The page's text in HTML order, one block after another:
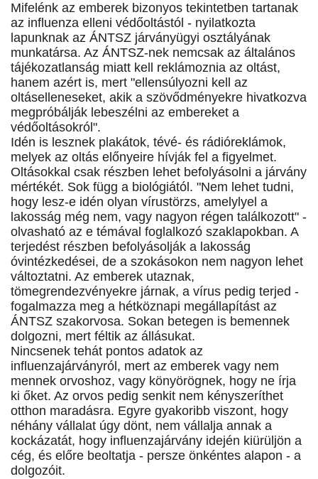
Mifelénk az emberek bizonyos tekintetben tartanak
az influenza elleni védőoltástól - nyilatkozta
lapunknak az ÁNTSZ járványügyi osztályának
munkatársa. Az ÁNTSZ-nek nemcsak az általános
tájékozatlanság miatt kell reklámoznia az oltást,
hanem azért is, mert "ellensúlyozni kell az
oltáselleneseket, akik a szövődményekre hivatkozva
megpróbálják lebeszélni az embereket a
védőoltásokról".
Idén is lesznek plakátok, tévé- és rádióreklámok,
melyek az oltás előnyeire hívják fel a figyelmet.
Oltásokkal csak részben lehet befolyásolni a járvány
mértékét. Sok függ a biológiától. "Nem lehet tudni,
hogy lesz-e idén olyan vírustörzs, amelylyel a
lakosság még nem, vagy nagyon régen találkozott" -
olvasható az e témával foglalkozó szaklapokban. A
terjedést részben befolyásolják a lakosság
óvintézkedései, de a szokásokon nem nagyon lehet
változtatni. Az emberek utaznak,
tömegrendezvényekre járnak, a vírus pedig terjed -
fogalmazza meg a hétköznapi megállapítást az
ÁNTSZ szakorvosa. Sokan betegen is bemennek
dolgozni, mert féltik az állásukat.
Nincsenek tehát pontos adatok az
influenzajárványról, mert az emberek vagy nem
mennek orvoshoz, vagy könyörögnek, hogy ne írja
ki őket. Az orvos pedig senkit nem kényszeríthet
otthon maradásra. Egyre gyakoribb viszont, hogy
néhány vállalat úgy dönt, nem vállalja annak a
kockázatát, hogy influenzajárvány idején kiürüljön a
cég, és előre beoltatja - persze önkéntes alapon - a
dolgozóit.